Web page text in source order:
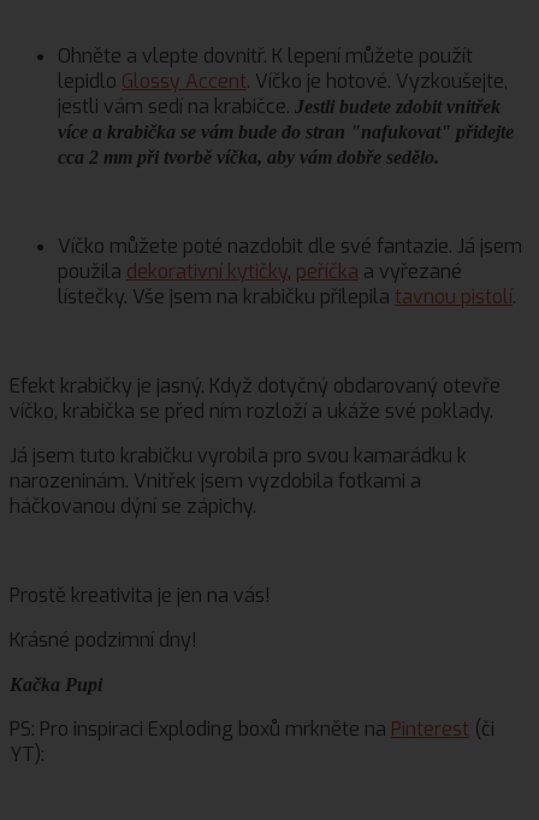
Ohněte a vlepte dovnitř. K lepení můžete použít
lepidlo Glossy Accent. Víčko je hotové. Vyzkoušejte,
jestli vám sedí na krabičce. Jestli budete zdobit vnitřek
více a krabička se vám bude do stran "nafukovat" přidejte
cca 2 mm při tvorbě víčka, aby vám dobře sedělo.
Víčko můžete poté nazdobit dle své fantazie. Já jsem
použila dekorativní kytičky, peříčka a vyřezané
lístečky. Vše jsem na krabičku přilepila tavnou pistolí.
Efekt krabičky je jasný. Když dotyčný obdarovaný otevře
víčko, krabička se před ním rozloží a ukáže své poklady.
Já jsem tuto krabičku vyrobila pro svou kamarádku k
narozeninám. Vnitřek jsem vyzdobila fotkami a
háčkovanou dýní se zápichy.
Prostě kreativita je jen na vás!
Krásné podzimní dny!
Kačka Pupi
PS: Pro inspiraci Exploding boxů mrkněte na Pinterest (či
YT):